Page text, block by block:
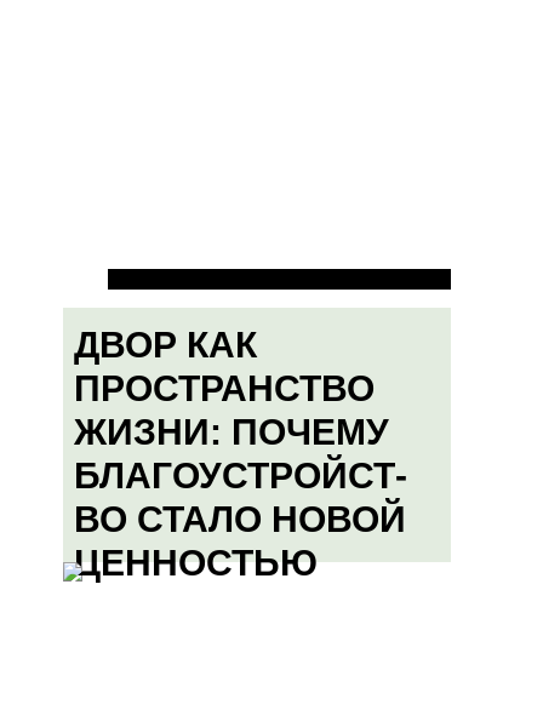
ДВОР КАК
ПРОСТРАНСТВО
ЖИЗНИ: ПОЧЕМУ
БЛАГОУСТРОЙСТ-
ВО СТАЛО НОВОЙ
ЦЕННОСТЬЮ